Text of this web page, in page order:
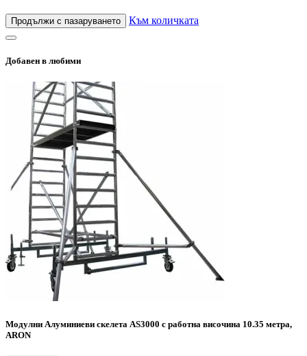
Продължи с пазаруването Към количката
Добавен в любими
Модулни Алуминиеви скелета AS3000 с работна височина 10.35 метра,
ARON